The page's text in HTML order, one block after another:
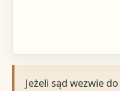
Jeżeli sąd wezwie